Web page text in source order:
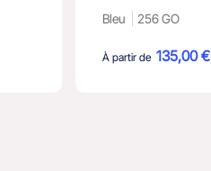
Bleu 256 GO
À partir de 135,00 €